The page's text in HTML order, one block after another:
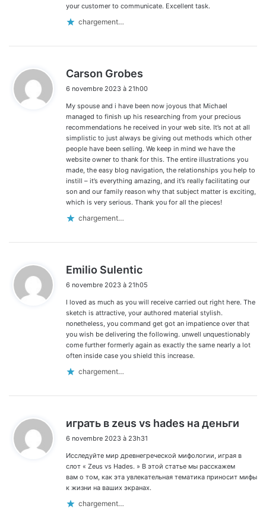
your customer to communicate. Excellent task.
chargement…
Carson Grobes
t
:
6 novembre 2023 à 21h00
My spouse and i have been now joyous that Michael
managed to finish up his researching from your precious
recommendations he received in your web site. It’s not at all
simplistic to just always be giving out methods which other
people have been selling. We keep in mind we have the
website owner to thank for this. The entire illustrations you
made, the easy blog navigation, the relationships you help to
instill – it’s everything amazing, and it’s really facilitating our
son and our family reason why that subject matter is exciting,
which is very serious. Thank you for all the pieces!
chargement…
Emilio Sulentic
t
6 novembre 2023 à 21h05
I loved as much as you will receive carried out right here. The
sketch is attractive, your authored material stylish.
nonetheless, you command get got an impatience over that
you wish be delivering the following. unwell unquestionably
come further formerly again as exactly the same nearly a lot
often inside case you shield this increase.
chargement…
играть в zeus vs hades на деньги
6 novembre 2023 à 23h31
Исследуйте мир древнегреческой мифологии, играя в
слот « Zeus vs Hades. » В этой статье мы расскажем
вам о том, как эта увлекательная тематика приносит мифы
к жизни на ваших экранах.
chargement…